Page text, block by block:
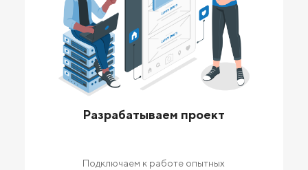
Разрабатываем проект
Подключаем к работе опытных